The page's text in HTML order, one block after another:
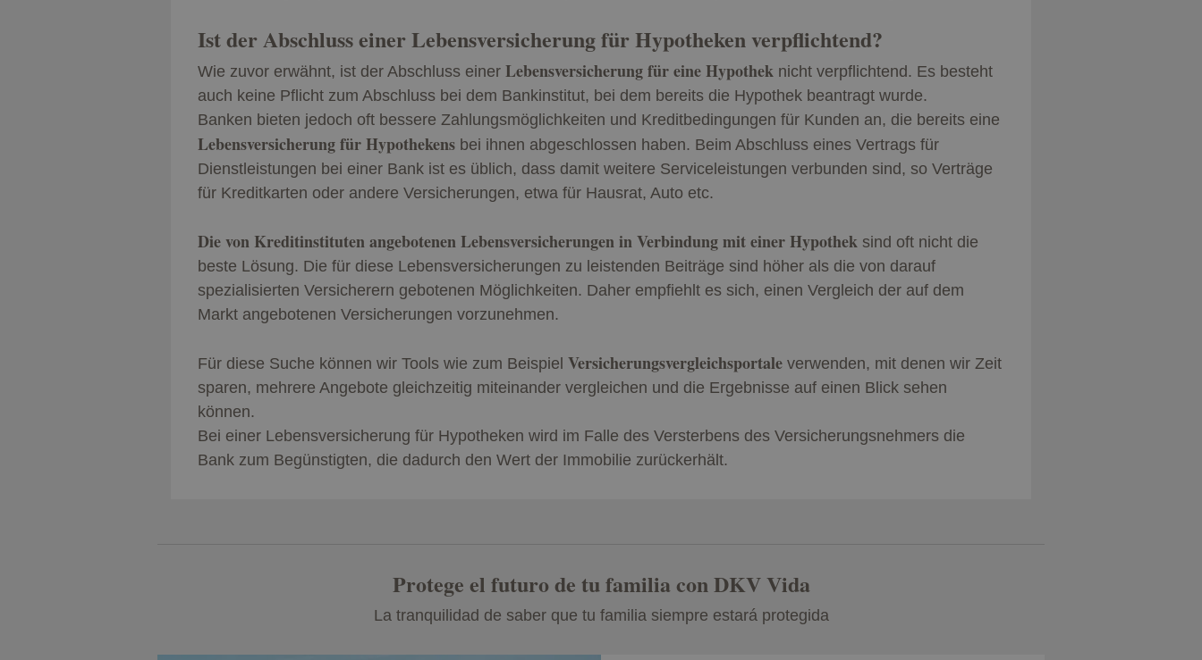
Ist der Abschluss einer Lebensversicherung für Hypotheken verpflichtend?
Wie zuvor erwähnt, ist der Abschluss einer Lebensversicherung für eine Hypothek nicht verpflichtend. Es besteht
auch keine Pflicht zum Abschluss bei dem Bankinstitut, bei dem bereits die Hypothek beantragt wurde.
Banken bieten jedoch oft bessere Zahlungsmöglichkeiten und Kreditbedingungen für Kunden an, die bereits eine
Lebensversicherung für Hypothekens bei ihnen abgeschlossen haben. Beim Abschluss eines Vertrags für
Dienstleistungen bei einer Bank ist es üblich, dass damit weitere Serviceleistungen verbunden sind, so Verträge
für Kreditkarten oder andere Versicherungen, etwa für Hausrat, Auto etc.
Die von Kreditinstituten angebotenen Lebensversicherungen in Verbindung mit einer Hypothek sind oft nicht die
beste Lösung. Die für diese Lebensversicherungen zu leistenden Beiträge sind höher als die von darauf
spezialisierten Versicherern gebotenen Möglichkeiten. Daher empfiehlt es sich, einen Vergleich der auf dem
Markt angebotenen Versicherungen vorzunehmen.
Für diese Suche können wir Tools wie zum Beispiel Versicherungsvergleichsportale verwenden, mit denen wir Zeit
sparen, mehrere Angebote gleichzeitig miteinander vergleichen und die Ergebnisse auf einen Blick sehen
können.
Bei einer Lebensversicherung für Hypotheken wird im Falle des Versterbens des Versicherungsnehmers die
Bank zum Begünstigten, die dadurch den Wert der Immobilie zurückerhält.
Protege el futuro de tu familia con DKV Vida
La tranquilidad de saber que tu familia siempre estará protegida